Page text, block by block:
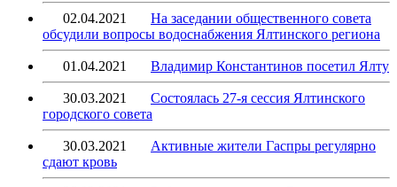
02.04.2021
На заседании общественного совета
обсудили вопросы водоснабжения Ялтинского региона
01.04.2021 Владимир Константинов посетил Ялту
30.03.2021
Состоялась 27-я сессия Ялтинского
городского совета
30.03.2021
Активные жители Гаспры регулярно
сдают кровь